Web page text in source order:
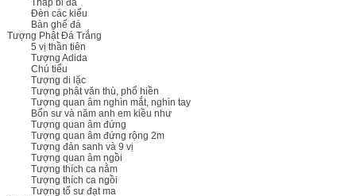
Tháp bi đá
Đèn các kiểu
Bàn ghế đá
Tượng Phật Đá Trắng
5 vị thần tiên
Tượng Adida
Chú tiểu
Tượng di lặc
Tượng phật văn thù, phổ hiền
Tượng quan âm nghìn mắt, nghìn tay
Bổn sư và năm anh em kiều như
Tượng quan âm đứng
Tượng quan âm đứng rộng 2m
Tượng đản sanh và 9 vị
Tượng quan âm ngồi
Tượng thích ca nằm
Tượng thích ca ngồi
Tượng tổ sư đạt ma